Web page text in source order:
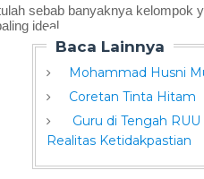
sebab banyaknya kelompok
ideal.
Baca Lainnya
Mohammad Husni
Coretan Tinta Hitam
Guru di Tengah
Realitas Ketidakpastian